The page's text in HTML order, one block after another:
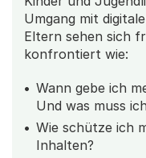
Umgang mit
Eltern sehen sich
konfrontiert wie:
Wann gebe ich
Und was muss
Wie schütze ich
Inhalten?